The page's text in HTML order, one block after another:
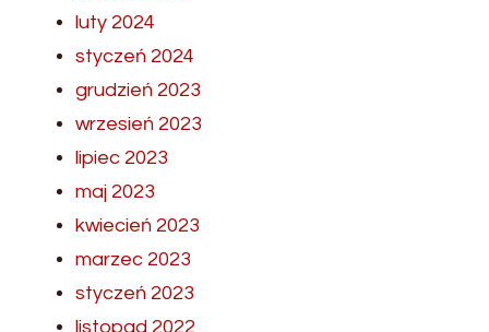
luty 2024
styczeń 2024
grudzień 2023
wrzesień 2023
lipiec 2023
maj 2023
kwiecień 2023
marzec 2023
styczeń 2023
listopad 2022